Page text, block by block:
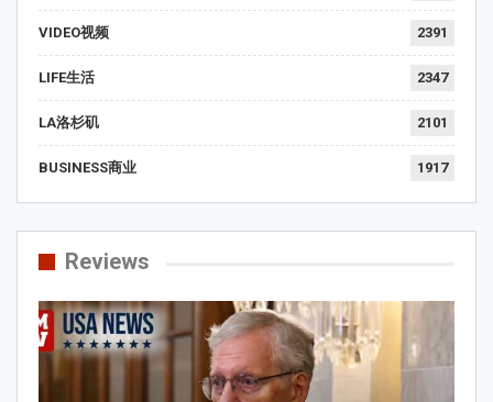
VIDEO视频 2391
LIFE生活 2347
LA洛杉矶 2101
BUSINESS商业 1917
Reviews